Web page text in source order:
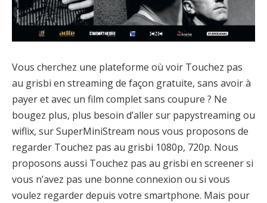
Vous cherchez une plateforme où voir Touchez pas
au grisbi en streaming de façon gratuite, sans avoir à
payer et avec un film complet sans coupure ? Ne
bougez plus, plus besoin d’aller sur papystreaming ou
wiflix, sur SuperMiniStream nous vous proposons de
regarder Touchez pas au grisbi 1080p, 720p. Nous
proposons aussi Touchez pas au grisbi en screener si
vous n’avez pas une bonne connexion ou si vous
voulez regarder depuis votre smartphone. Mais pour